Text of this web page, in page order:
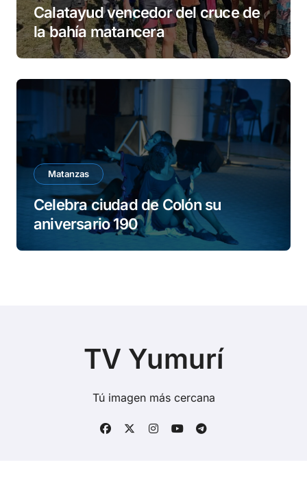
Calatayud vencedor del cruce de
la bahía matancera
Matanzas
Celebra ciudad de Colón su
aniversario 190
TV Yumurí
Tú imagen más cercana